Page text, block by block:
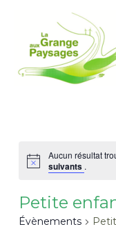
Aucun résultat
suivants .
Petite
Évènements